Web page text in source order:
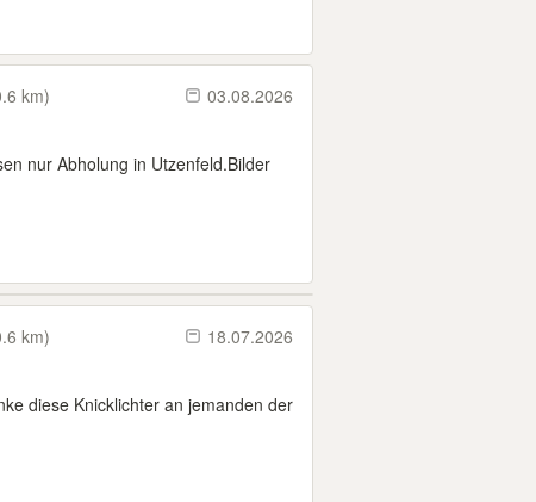
km) 03.08.2026
nur Abholung in Utzenfeld.Bilder
km) 18.07.2026
diese Knicklichter an jemanden der